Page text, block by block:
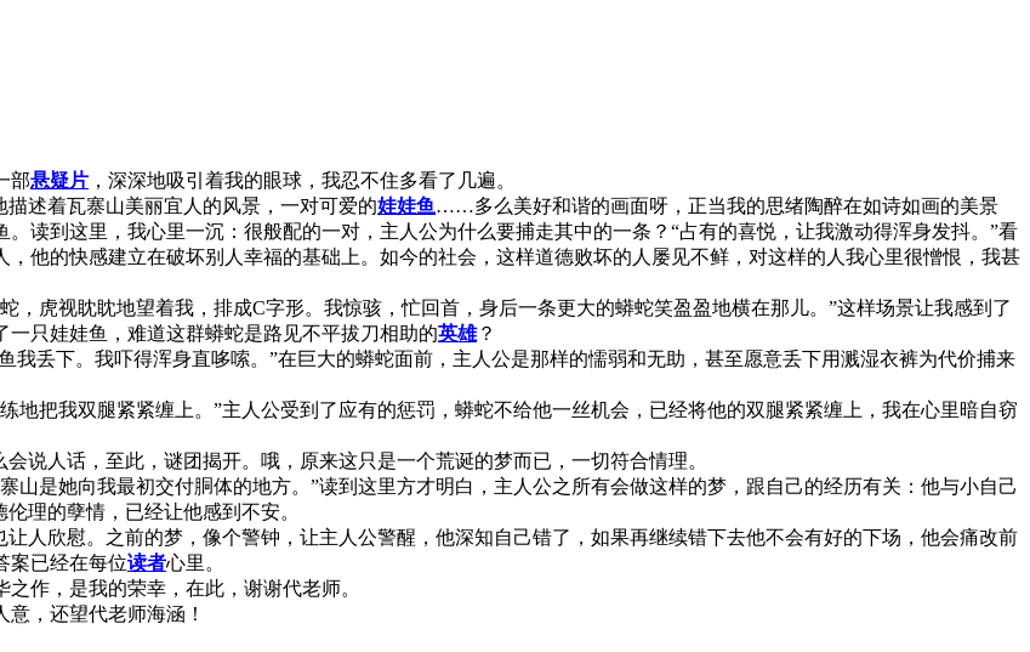
部悬疑片 ，深深地吸引着我的眼球，我忍不住多看了几遍。
述着瓦寨山美丽宜人的风景，一对可爱的娃娃鱼……多么美好和谐的画面呀，正当我的思绪陶醉在如诗如画的美景
读到这里，我心里一沉：很般配的一对，主人公为什么要捕走其中的一条？“占有的喜悦，让我激动得浑身发抖。”看
他的快感建立在破坏别人幸福的基础上。如今的社会，这样道德败坏的人屡见不鲜，对这样的人我心里很憎恨，我甚
虎视眈眈地望着我，排成C字形。我惊骇，忙回首，身后一条更大的蟒蛇笑盈盈地横在那儿。”这样场景让我感到了
只娃娃鱼，难道这群蟒蛇是路见不平拔刀相助的英雄？
下。我吓得浑身直哆嗦。”在巨大的蟒蛇面前，主人公是那样的懦弱和无助，甚至愿意丢下用溅湿衣裤为代价捕来
把我双腿紧紧缠上。”主人公受到了应有的惩罚，蟒蛇不给他一丝机会，已经将他的双腿紧紧缠上，我在心里暗自窃
人话，至此，谜团揭开。哦，原来这只是一个荒诞的梦而已，一切符合情理。
是她向我最初交付胴体的地方。”读到这里方才明白，主人公之所有会做这样的梦，跟自己的经历有关：他与小自己
理的孽情，已经让他感到不安。
欣慰。之前的梦，像个警钟，让主人公警醒，他深知自己错了，如果再继续错下去他不会有好的下场，他会痛改前
案已经在每位读者心里。
作，是我的荣幸，在此，谢谢代老师。
，还望代老师海涵！